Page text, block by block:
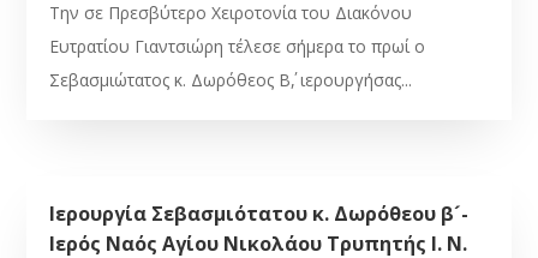
Την σε Πρεσβύτερο Χειροτονία του Διακόνου
Ευτρατίου Γιαντσιώρη τέλεσε σήμερα το πρωί ο
Σεβασμιώτατος κ. Δωρόθεος Β΄, ιερουργήσας...
Ιερουργία Σεβασμιότατου κ. Δωρόθεου β´-
Ιερός Ναός Αγίου Νικολάου Τρυπητής Ι. Ν.